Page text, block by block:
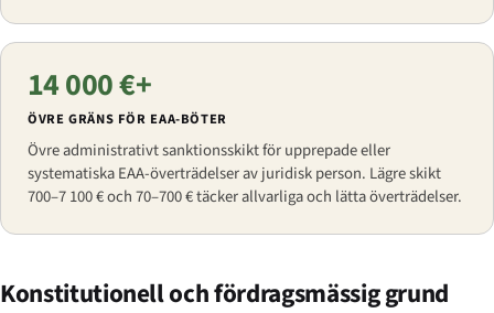
14 000 €+
ÖVRE GRÄNS FÖR EAA-BÖTER
Övre administrativt sanktionsskikt för upprepade eller
systematiska EAA-överträdelser av juridisk person. Lägre skikt
700–7 100 € och 70–700 € täcker allvarliga och lätta överträdelser.
Konstitutionell och fördragsmässig grund